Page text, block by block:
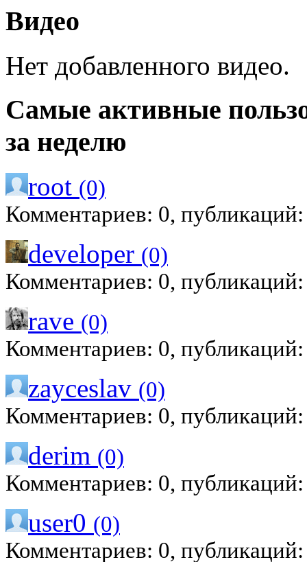
Видео
Нет добавленного видео.
Самые активные
за неделю
root (0)
Комментариев: 0,
developer (0)
Комментариев: 0,
rave (0)
Комментариев: 0,
zayceslav (0)
Комментариев: 0,
derim (0)
Комментариев: 0,
user0 (0)
Комментариев: 0,